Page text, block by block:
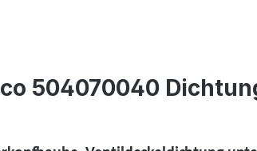
504070040